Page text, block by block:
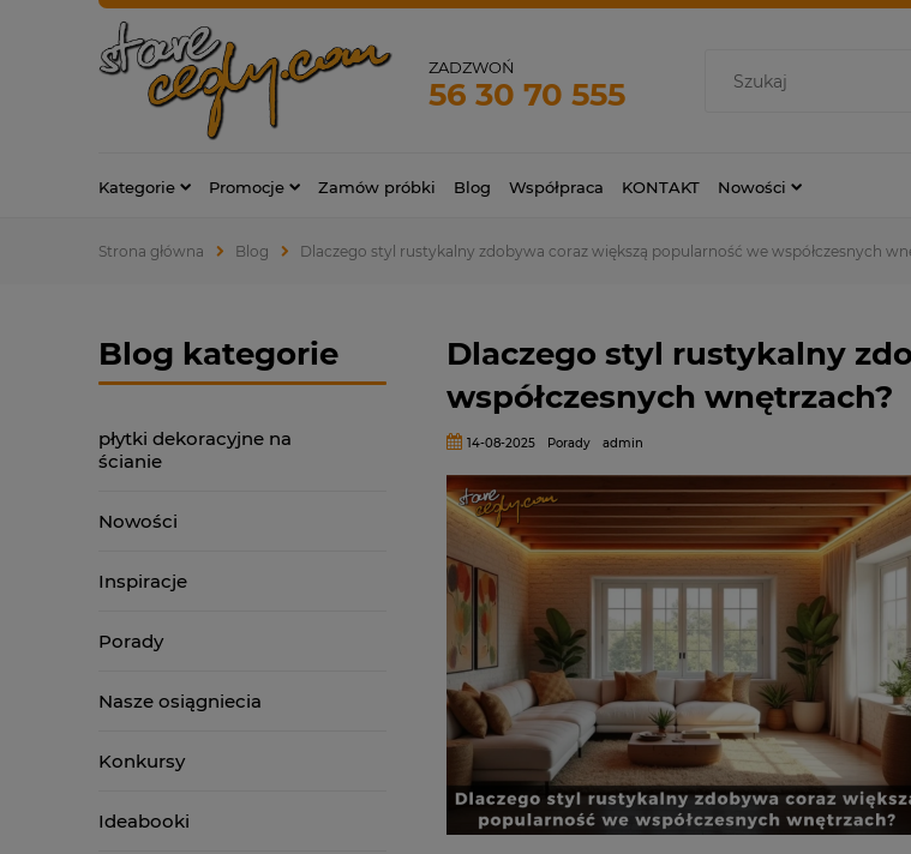
ZADZWOŃ
56 30 70 555
Kategorie Promocje Zamów próbki Blog Współpraca KONTAKT Nowości
Strona główna Blog Dlaczego styl rustykalny zdobywa coraz większą popularność we współczesnych
Blog kategorie
płytki dekoracyjne na
ścianie
Nowości
Inspiracje
Porady
Nasze osiągniecia
Konkursy
Ideabooki
Dlaczego styl rustykalny
współczesnych wnętrzach?
14-08-2025 Porady admin